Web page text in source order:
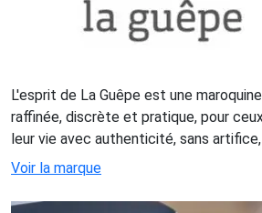
L'esprit de La Guêpe est une
raffinée, discrète et pratique, pour
leur vie avec authenticité, sans
Voir la marque